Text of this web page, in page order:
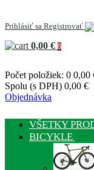
Prihlásiť sa Registrovať
0,00 € 0
Počet položiek: 0 0,00
Spolu (s DPH) 0,00 €
Objednávka
VŠETKY
BICYKLE